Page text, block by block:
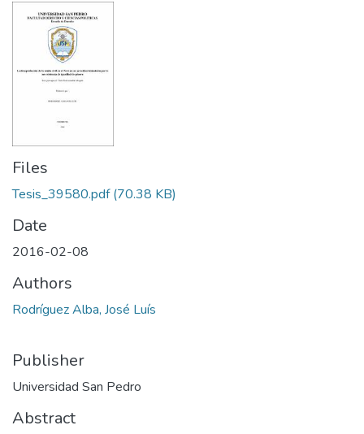
Files
Tesis_39580.pdf(70.38 KB)
Date
2016-02-08
Authors
Rodríguez Alba, José Luís
Publisher
Universidad San Pedro
Abstract